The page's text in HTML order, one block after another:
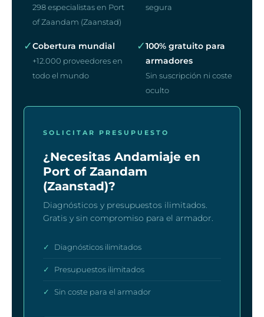
298 especialistas en Port
of Zaandam (Zaanstad)
segura
✓Cobertura mundial
+12.000 proveedores en
todo el mundo
✓100% gratuito para
armadores
Sin suscripción ni coste
oculto
SOLICITAR PRESUPUESTO
¿Necesitas Andamiaje en
Port of Zaandam
(Zaanstad)?
Diagnósticos y presupuestos ilimitados.
Gratis y sin compromiso para el armador.
✓ Diagnósticos ilimitados
✓ Presupuestos ilimitados
✓ Sin coste para el armador